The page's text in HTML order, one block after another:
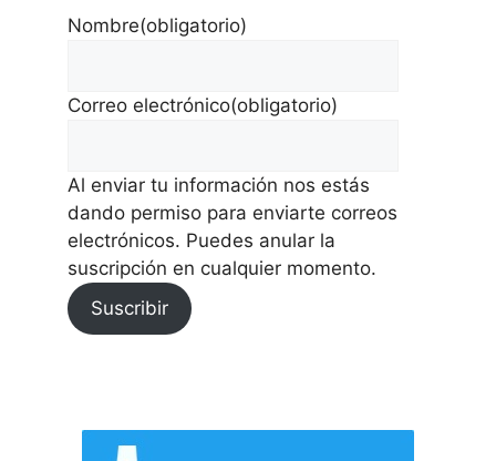
Nombre(obligatorio)
Correo electrónico(obligatorio)
Al enviar tu información nos estás
dando permiso para enviarte correos
electrónicos. Puedes anular la
suscripción en cualquier momento.
Suscribir